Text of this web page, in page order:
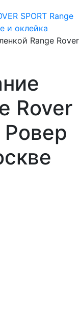
SPORT Range
и оклейка
Range Rover
Rover